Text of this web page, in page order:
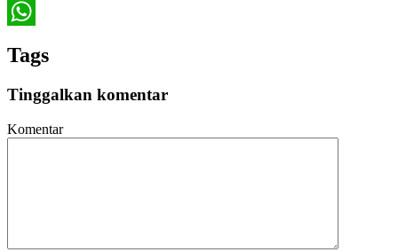
Twitter
Tags
Tinggalkan komentar
Komentar